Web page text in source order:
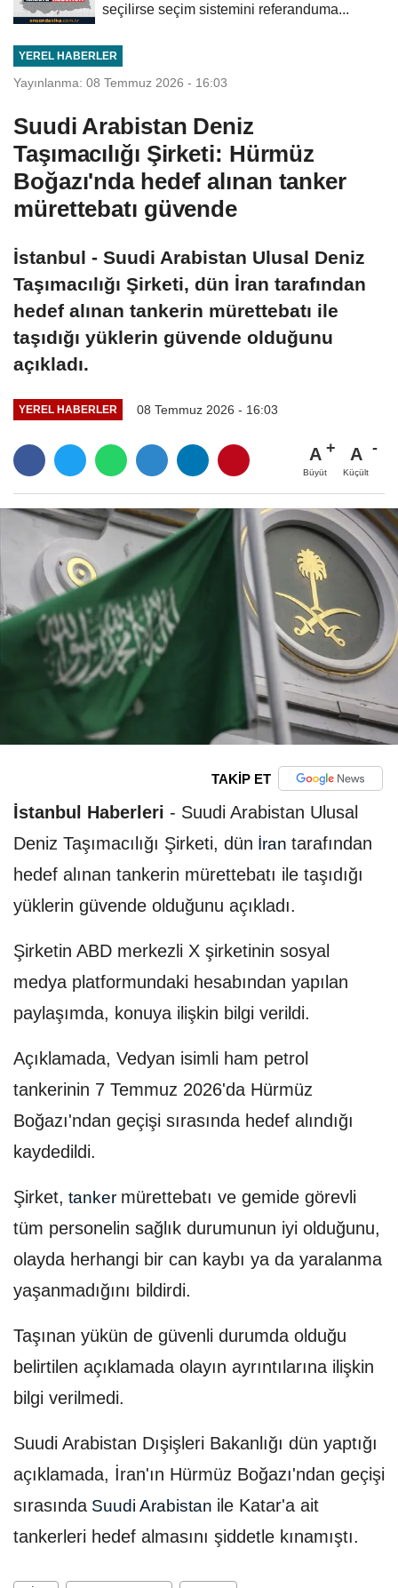
seçilirse seçim sistemini referanduma...
YEREL HABERLER
Yayınlanma: 08 Temmuz 2026 - 16:03
Suudi Arabistan Deniz
Taşımacılığı Şirketi: Hürmüz
Boğazı'nda hedef alınan tanker
mürettebatı güvende
İstanbul - Suudi Arabistan Ulusal Deniz
Taşımacılığı Şirketi, dün İran tarafından
hedef alınan tankerin mürettebatı ile
taşıdığı yüklerin güvende olduğunu
açıkladı.
YEREL HABERLER 08 Temmuz 2026 - 16:03
A
Büyüt
A
Küçült
TAKİP ET
İstanbul Haberleri - Suudi Arabistan Ulusal
Deniz Taşımacılığı Şirketi, dün İran tarafından
hedef alınan tankerin mürettebatı ile taşıdığı
yüklerin güvende olduğunu açıkladı.
Şirketin ABD merkezli X şirketinin sosyal
medya platformundaki hesabından yapılan
paylaşımda, konuya ilişkin bilgi verildi.
Açıklamada, Vedyan isimli ham petrol
tankerinin 7 Temmuz 2026'da Hürmüz
Boğazı'ndan geçişi sırasında hedef alındığı
kaydedildi.
Şirket, tanker mürettebatı ve gemide görevli
tüm personelin sağlık durumunun iyi olduğunu,
olayda herhangi bir can kaybı ya da yaralanma
yaşanmadığını bildirdi.
Taşınan yükün de güvenli durumda olduğu
belirtilen açıklamada olayın ayrıntılarına ilişkin
bilgi verilmedi.
Suudi Arabistan Dışişleri Bakanlığı dün yaptığı
açıklamada, İran'ın Hürmüz Boğazı'ndan geçişi
sırasında Suudi Arabistan ile Katar'a ait
tankerleri hedef almasını şiddetle kınamıştı.